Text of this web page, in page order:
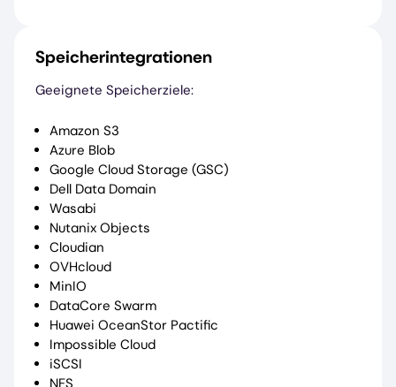
Speicherintegrationen
Geeignete Speicherziele:
Amazon S3
Azure Blob
Google Cloud Storage (GSC)
Dell Data Domain
Wasabi
Nutanix Objects
Cloudian
OVHcloud
MinIO
DataCore Swarm
Huawei OceanStor Pactific
Impossible Cloud
iSCSI
NFS